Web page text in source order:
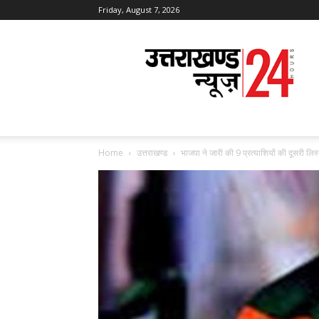
Friday, August 7, 2026
Uttarakhand
News
24
Home उत्तराखण्ड भाजपा ने जारी की 9 प्रत्याशियों की दूसरी